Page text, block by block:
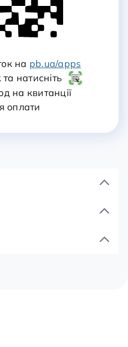
на pb.ua/apps
натисніть
на квитанції
оплати